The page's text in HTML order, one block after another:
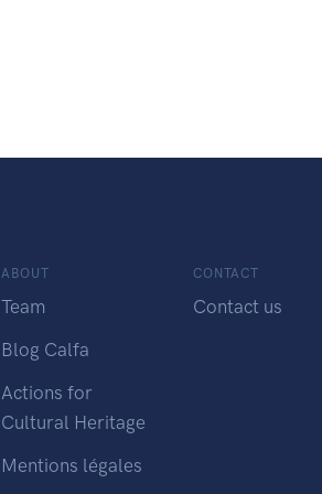
ABOUT
Team
Blog Calfa
Actions for
Cultural Heritage
Mentions légales
CONTACT
Contact us